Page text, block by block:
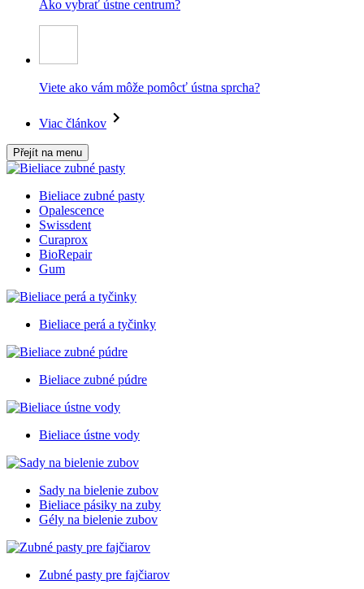
Ako vybrať ústne centrum?
Viete ako vám môže pomôcť ústna sprcha?
Viac článkov
Přejít na menu
Bieliace zubné pasty
Opalescence
Swissdent
Curaprox
BioRepair
Gum
Bieliace perá a tyčinky
Bieliace zubné púdre
Bieliace ústne vody
Sady na bielenie zubov
Bieliace pásiky na zuby
Gély na bielenie zubov
Zubné pasty pre fajčiarov